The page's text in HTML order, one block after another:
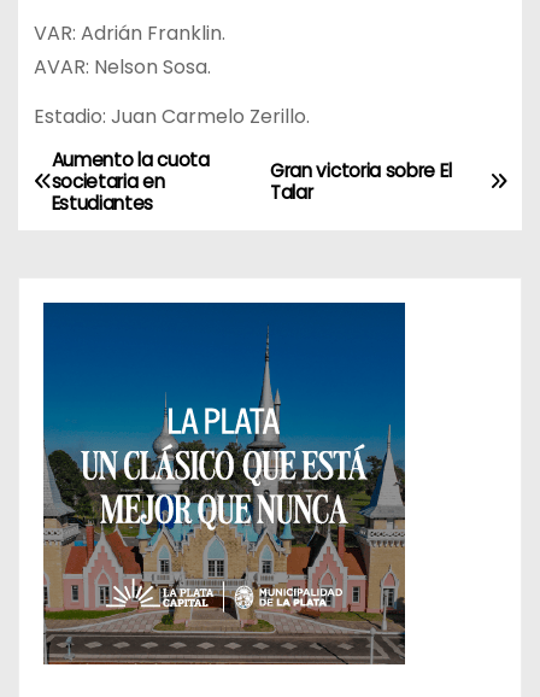
VAR: Adrián Franklin.
AVAR: Nelson Sosa.
Estadio: Juan Carmelo Zerillo.
N
a
a
c
ó
n
d
Gran victoria sobre El
Talar
Aumento la cuota
societaria en
Estudiantes